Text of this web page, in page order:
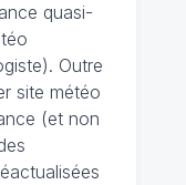
quasi-
Outre
site météo
(et non